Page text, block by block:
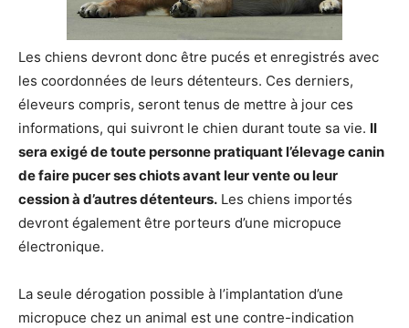
Les chiens devront donc être pucés et enregistrés avec
les coordonnées de leurs détenteurs. Ces derniers,
éleveurs compris, seront tenus de mettre à jour ces
informations, qui suivront le chien durant toute sa vie. Il
sera exigé de toute personne pratiquant l’élevage canin
de faire pucer ses chiots avant leur vente ou leur
cession à d’autres détenteurs. Les chiens importés
devront également être porteurs d’une micropuce
électronique.
La seule dérogation possible à l’implantation d’une
micropuce chez un animal est une contre-indication